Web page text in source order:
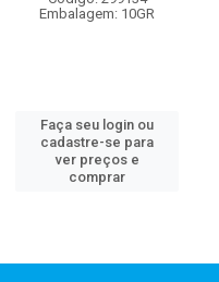
Embalagem: 10GR
Faça seu login ou
cadastre-se para
ver preços e
comprar